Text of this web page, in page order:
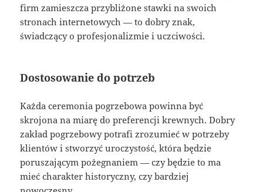
firm zamieszcza przybliżone stawki na swoich
stronach internetowych — to dobry znak,
świadczący o profesjonalizmie i uczciwości.
Dostosowanie do potrzeb
Każda ceremonia pogrzebowa powinna być
skrojona na miarę do preferencji krewnych. Dobry
zakład pogrzebowy potrafi zrozumieć w potrzeby
klientów i stworzyć uroczystość, która będzie
poruszającym pożegnaniem — czy będzie to ma
mieć charakter historyczny, czy bardziej